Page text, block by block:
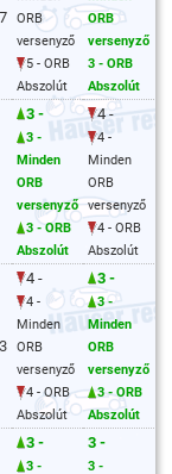
ORB
versenyző
5 - ORB
Abszolút
ORB
versenyző
3 - ORB
Abszolút
3 -
3 -
Minden
ORB
versenyző
3 - ORB
Abszolút
4 -
4 -
Minden
ORB
versenyző
4 - ORB
Abszolút
4 -
4 -
Minden
ORB
versenyző
4 - ORB
Abszolút
3 -
3 -
Minden
ORB
versenyző
3 - ORB
Abszolút
3 -
3 -
3 -
3 -